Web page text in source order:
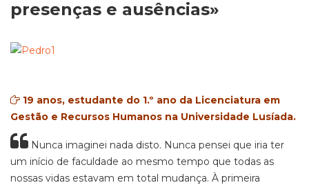
presenças e ausências»
19 anos, estudante do 1.º ano da Licenciatura em
Gestão e Recursos Humanos na Universidade Lusíada.
Nunca imaginei nada disto. Nunca pensei que iria ter
um início de faculdade ao mesmo tempo que todas as
nossas vidas estavam em total mudança. À primeira